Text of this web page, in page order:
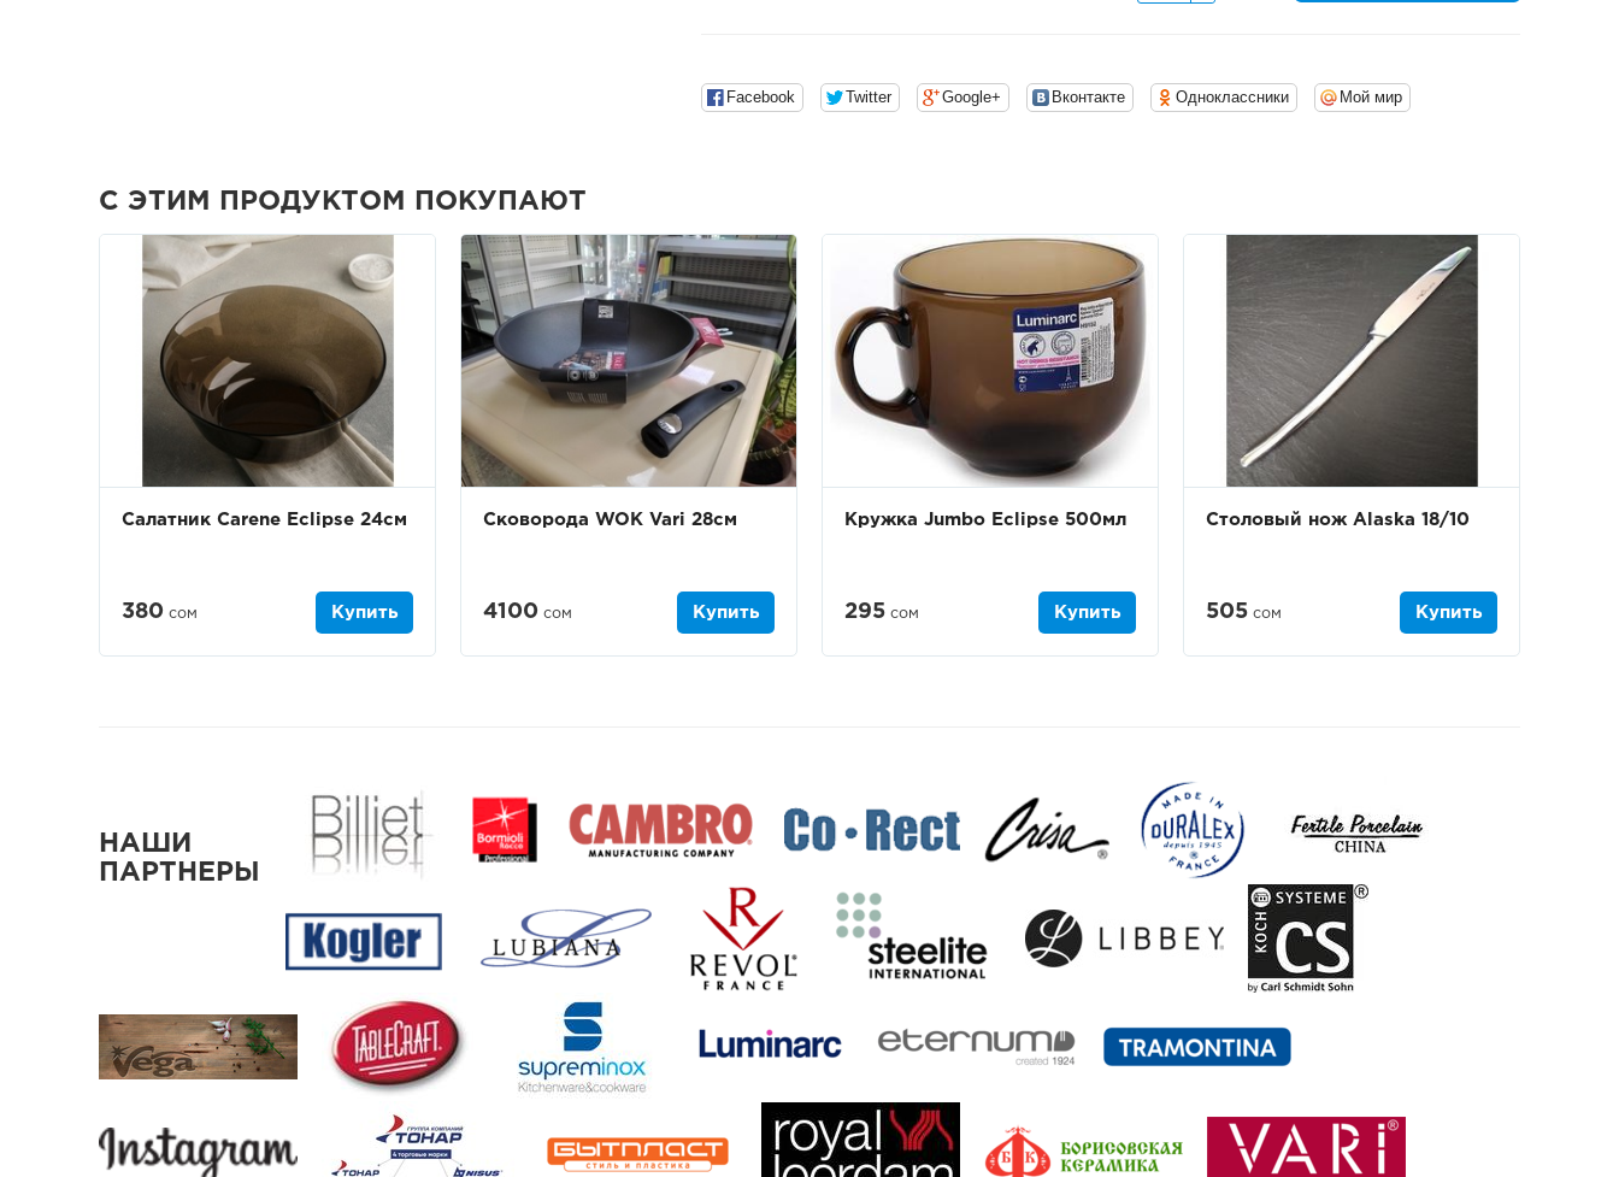
Facebook Twitter Google+ Вконтакте Одноклассники Мой мир
С ЭТИМ ПРОДУКТОМ ПОКУПАЮТ
Cалатник Carene Eclipse 24см
380 сом Купить
Сковорода WOK Vari 28см
4100 сом Купить
Кружка Jumbo Eclipse 500мл
295 сом Купить
Столовый нож Alaska 18/10
505 сом Купить
НАШИ
ПАРТНЕРЫ